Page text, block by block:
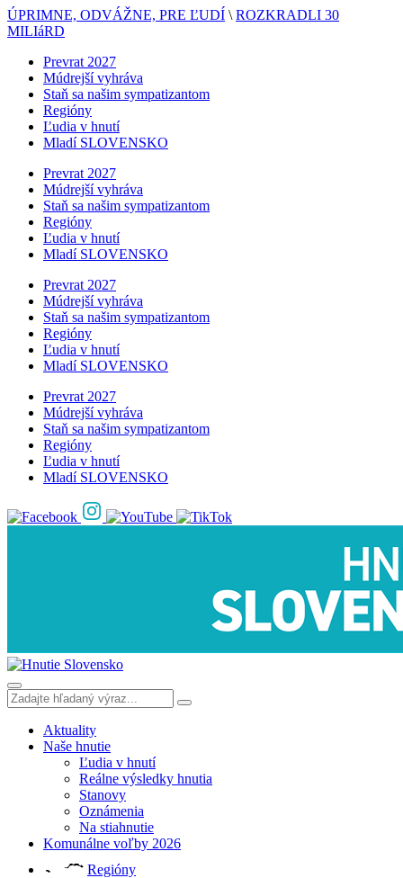
ÚPRIMNE, ODVÁŽNE, PRE ĽUDÍ \ ROZKRADLI 30
MILIáRD
Prevrat 2027
Múdrejší vyhráva
Staň sa našim sympatizantom
Regióny
Ľudia v hnutí
Mladí SLOVENSKO
Prevrat 2027
Múdrejší vyhráva
Staň sa našim sympatizantom
Regióny
Ľudia v hnutí
Mladí SLOVENSKO
Prevrat 2027
Múdrejší vyhráva
Staň sa našim sympatizantom
Regióny
Ľudia v hnutí
Mladí SLOVENSKO
Prevrat 2027
Múdrejší vyhráva
Staň sa našim sympatizantom
Regióny
Ľudia v hnutí
Mladí SLOVENSKO
Aktuality
Naše hnutie
Ľudia v hnutí
Reálne výsledky hnutia
Stanovy
Oznámenia
Na stiahnutie
Komunálne voľby 2026
Regióny